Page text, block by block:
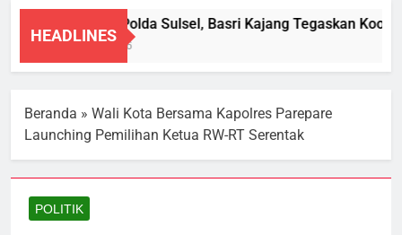
HEADLINES
Diperiksa Polda Sulsel, Basri Kajang Tegaskan
Beranda » Wali Kota Bersama Kapolres Parepare
Launching Pemilihan Ketua RW-RT Serentak
POLITIK